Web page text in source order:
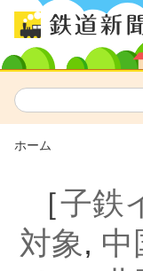
ホーム
［子鉄
対象, 中